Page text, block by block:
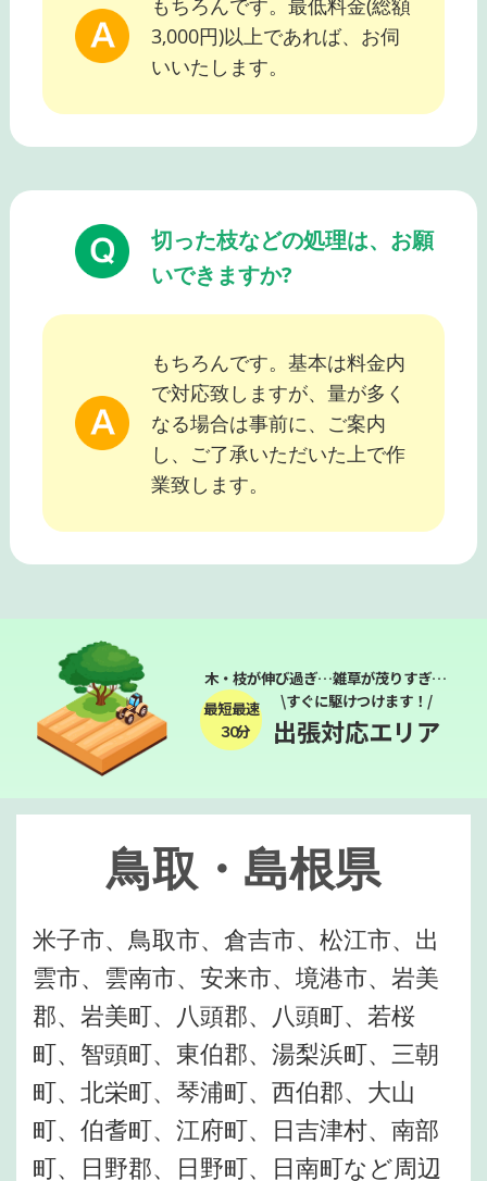
もちろんです。最低料金(総額
3,000円)以上であれば、お伺
いいたします。
切った枝などの処理は、お願
いできますか?
もちろんです。基本は料金内
で対応致しますが、量が多く
なる場合は事前に、ご案内
し、ご了承いただいた上で作
業致します。
木・枝が伸び過ぎ…雑草が茂りすぎ…
最短最速
３０分
\すぐに駆けつけます！/
出張対応エリア
鳥取・島根県
米子市、鳥取市、倉吉市、松江市、出
雲市、雲南市、安来市、境港市、岩美
郡、岩美町、八頭郡、八頭町、若桜
町、智頭町、東伯郡、湯梨浜町、三朝
町、北栄町、琴浦町、西伯郡、大山
町、伯耆町、江府町、日吉津村、南部
町、日野郡、日野町、日南町など周辺